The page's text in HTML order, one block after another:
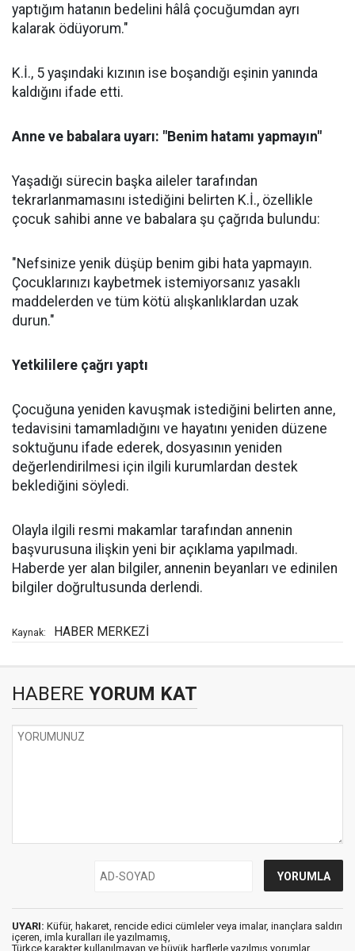
yaptığım hatanın bedelini hâlâ çocuğumdan ayrı
kalarak ödüyorum."
K.İ., 5 yaşındaki kızının ise boşandığı eşinin yanında
kaldığını ifade etti.
Anne ve babalara uyarı: "Benim hatamı yapmayın"
Yaşadığı sürecin başka aileler tarafından
tekrarlanmamasını istediğini belirten K.İ., özellikle
çocuk sahibi anne ve babalara şu çağrıda bulundu:
"Nefsinize yenik düşüp benim gibi hata yapmayın.
Çocuklarınızı kaybetmek istemiyorsanız yasaklı
maddelerden ve tüm kötü alışkanlıklardan uzak
durun."
Yetkililere çağrı yaptı
Çocuğuna yeniden kavuşmak istediğini belirten anne,
tedavisini tamamladığını ve hayatını yeniden düzene
soktuğunu ifade ederek, dosyasının yeniden
değerlendirilmesi için ilgili kurumlardan destek
beklediğini söyledi.
Olayla ilgili resmi makamlar tarafından annenin
başvurusuna ilişkin yeni bir açıklama yapılmadı.
Haberde yer alan bilgiler, annenin beyanları ve edinilen
bilgiler doğrultusunda derlendi.
Kaynak: HABER MERKEZİ
HABERE YORUM KAT
UYARI: Küfür, hakaret, rencide edici cümleler veya imalar, inançlara saldırı
içeren, imla kuralları ile yazılmamış,
Türkçe karakter kullanılmayan ve büyük harflerle yazılmış yorumlar